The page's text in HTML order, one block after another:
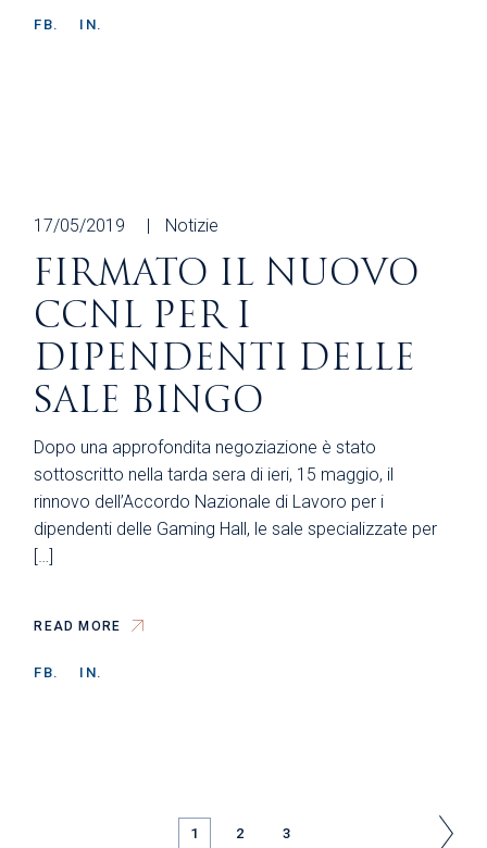
FB. IN.
17/05/2019 Notizie
FIRMATO IL NUOVO
CCNL PER I
DIPENDENTI DELLE
SALE BINGO
Dopo una approfondita negoziazione è stato
sottoscritto nella tarda sera di ieri, 15 maggio, il
rinnovo dell’Accordo Nazionale di Lavoro per i
dipendenti delle Gaming Hall, le sale specializzate per
[…]
READ MORE
FB. IN.
1 2 3